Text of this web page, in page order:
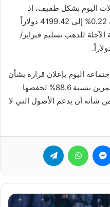
اليوم بشكل طفيف، إذ
انخفض في المعاملات الفورية بنسبة 0.22% إلى 4199.42 دولاراً
الآجلة للذهب تسليم فبراير/
اليوم بإعلان قراره بشأن
أسعار الفائدة، وسط توقعات المستثمرين بنسبة 88.6% لخفضها
من شأنه أن يدعم الأصول التي لا
ماسنجر واتساب